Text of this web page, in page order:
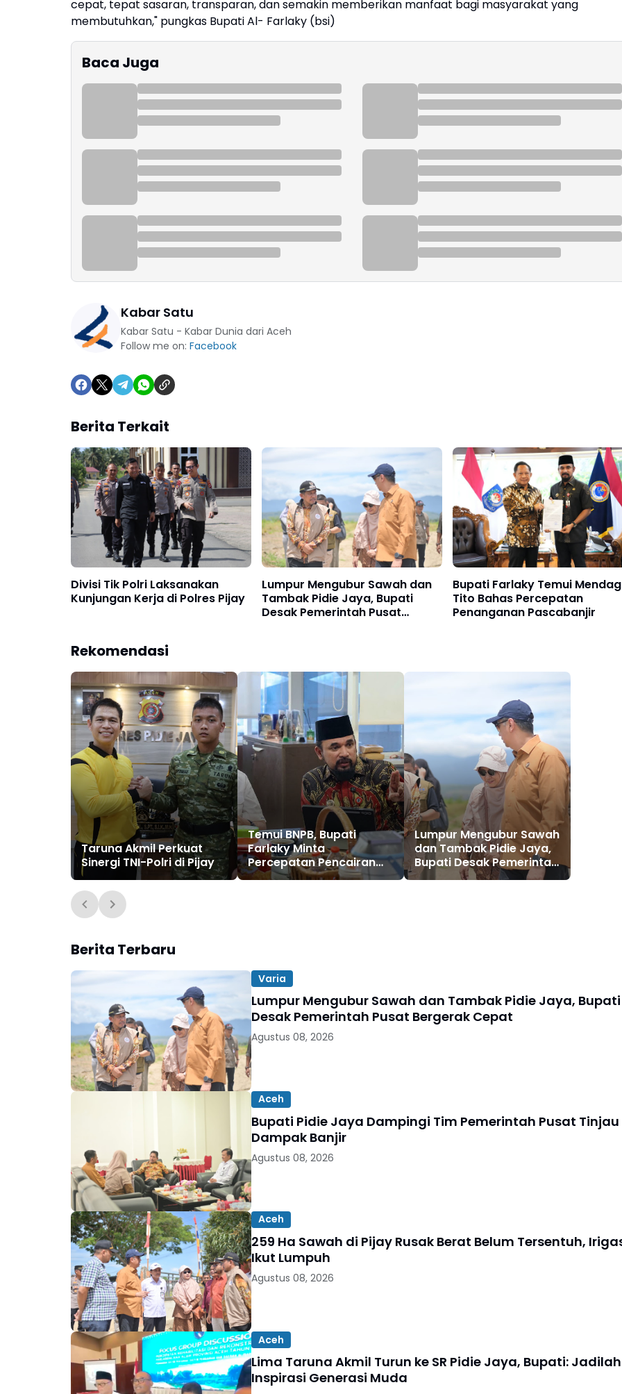
cepat, tepat sasaran, transparan, dan semakin memberikan manfaat bagi masyarakat yang
membutuhkan," pungkas Bupati Al- Farlaky (bsi)
Baca Juga
Kabar Satu
Kabar Satu - Kabar Dunia dari Aceh
Follow me on: Facebook
Berita Terkait
Divisi Tik Polri Laksanakan
Kunjungan Kerja di Polres Pijay
Lumpur Mengubur Sawah dan
Tambak Pidie Jaya, Bupati
Desak Pemerintah Pusat
Bupati Farlaky Temui
Tito Bahas Percepatan
Penanganan Pascabanjir
Rekomendasi
Taruna Akmil Perkuat
Sinergi TNI-Polri di Pijay
Temui BNPB, Bupati
Farlaky Minta
Percepatan Pencairan
Dana Stimulan Tahap II
Lumpur Mengubur Sawah
dan Tambak Pidie Jaya,
Bupati Desak Pemerintah
Pusat Bergerak Cepat
Berita Terbaru
Varia
Lumpur Mengubur Sawah dan Tambak Pidie Jaya, Bupati
Desak Pemerintah Pusat Bergerak Cepat
Agustus 08, 2026
Aceh
Bupati Pidie Jaya Dampingi Tim Pemerintah Pusat Tinjau
Dampak Banjir
Agustus 08, 2026
Aceh
259 Ha Sawah di Pijay Rusak Berat Belum Tersentuh,
Ikut Lumpuh
Agustus 08, 2026
Aceh
Lima Taruna Akmil Turun ke SR Pidie Jaya, Bupati: Jadilah
Inspirasi Generasi Muda